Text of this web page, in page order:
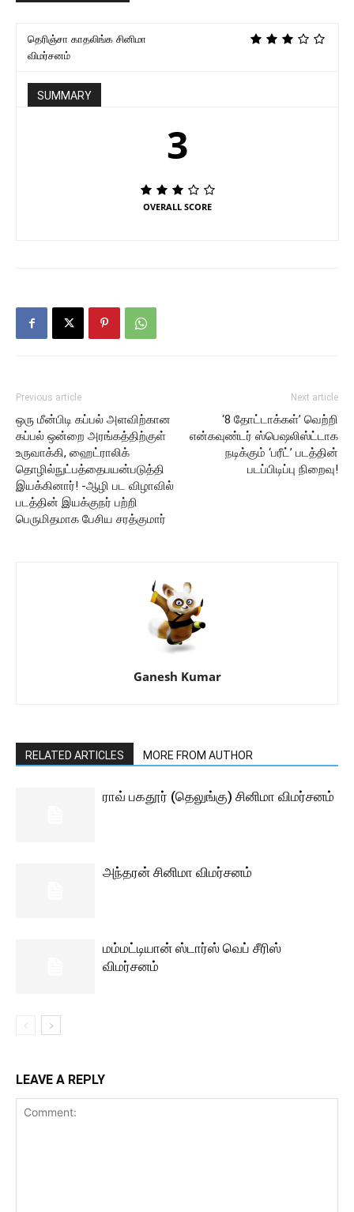
தெரிஞ்சா காதலிங்க சினிமா
விமர்சனம்
SUMMARY
3
OVERALL SCORE
Previous article
ஒரு மீன்பிடி கப்பல் அளவிற்கான
கப்பல் ஒன்றை அரங்கத்திற்குள்
உருவாக்கி, ஹைட்ராலிக்
தொழில்நுட்பத்தைபயன்படுத்தி
இயக்கினார்! -ஆழி பட விழாவில்
படத்தின் இயக்குநர் பற்றி
பெருமிதமாக பேசிய சரத்குமார்
Next article
‘8 தோட்டாக்கள்’ வெற்றி
என்கவுண்டர் ஸ்பெஷலிஸ்ட்டாக
நடிக்கும் ‘பரீட்’ படத்தின்
படப்பிடிப்பு நிறைவு!
Ganesh Kumar
RELATED ARTICLES MORE FROM AUTHOR
ராவ் பகதூர் (தெலுங்கு) சினிமா விமர்சனம்
அந்தரன் சினிமா விமர்சனம்
மம்மட்டியான் ஸ்டார்ஸ் வெப் சீரிஸ்
விமர்சனம்
LEAVE A REPLY